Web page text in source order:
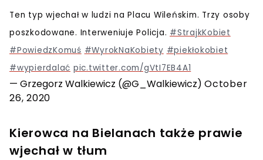
Ten typ wjechał w ludzi na Placu Wileńskim. Trzy osoby
poszkodowane. Interweniuje Policja. #StrajkKobiet
#PowiedzKomuś #WyrokNaKobiety #piekłokobiet
#wypierdalać pic.twitter.com/gVtI7EB4A1
— Grzegorz Walkiewicz (@G_Walkiewicz) October
26, 2020
Kierowca na Bielanach także prawie
wjechał w tłum